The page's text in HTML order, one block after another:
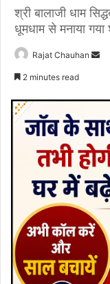
श्री बालाजी धाम
धूमधाम से मनाया
Rajat Chauhan
2 minutes read